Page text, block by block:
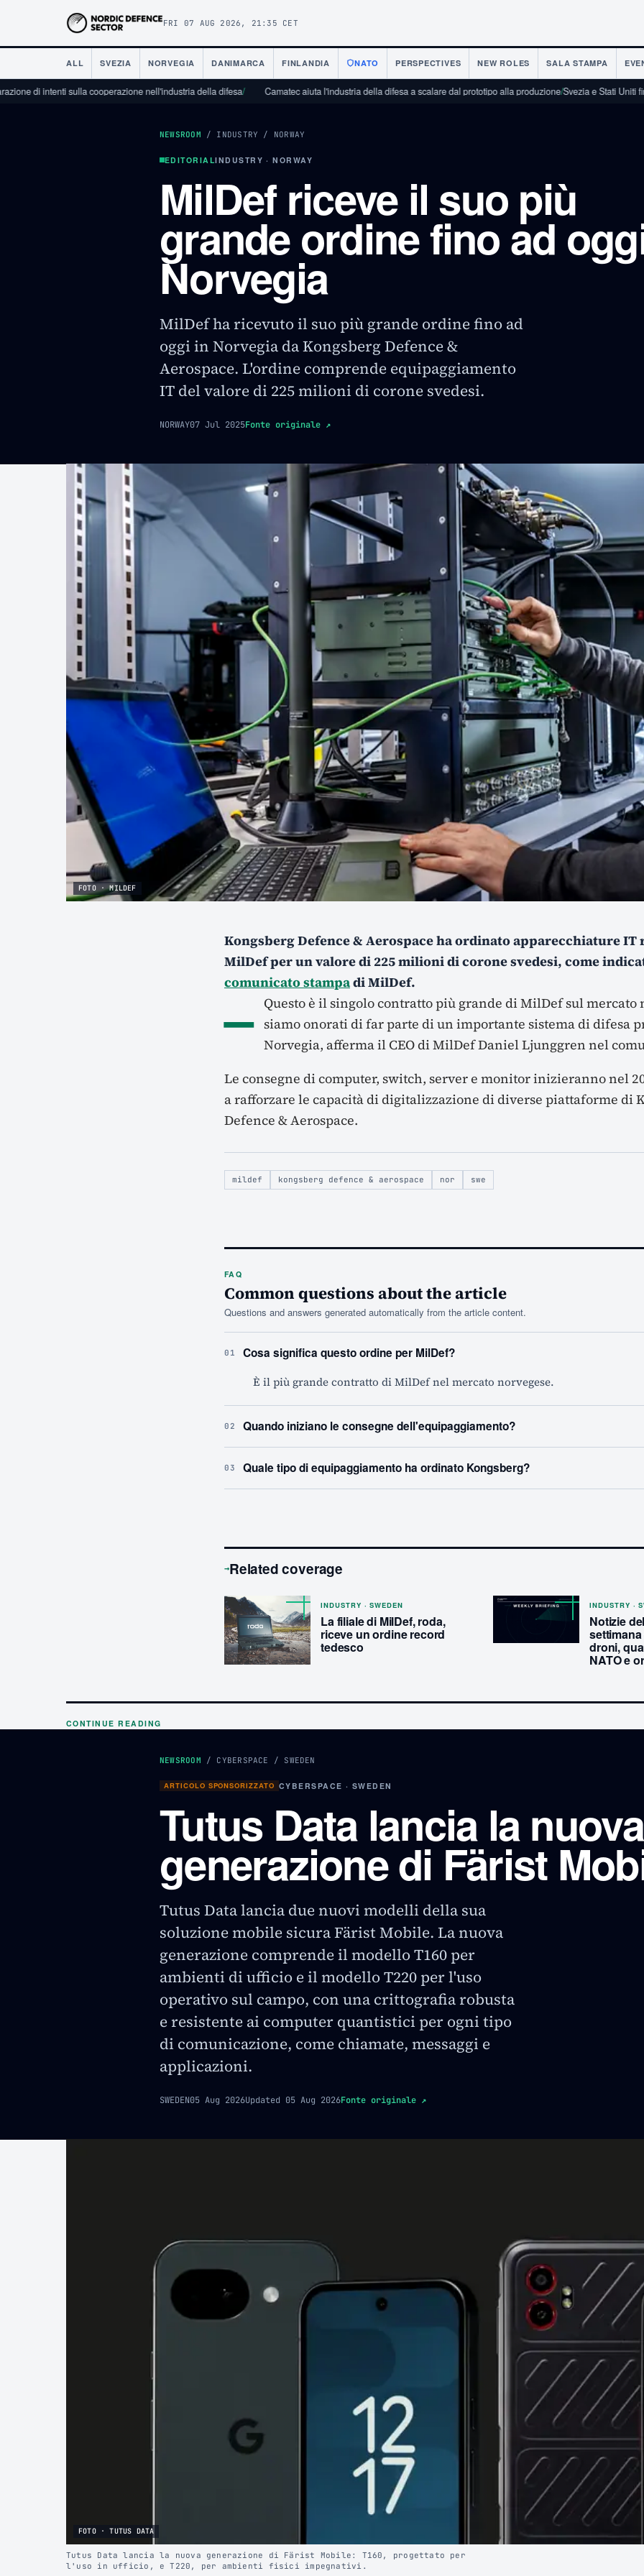
FRI 07 AUG 2026, 21:35 CET
ALL SVEZIA NORVEGIA DANIMARCA FINLANDIA NATO PERSPECTIVES NEW ROLES SALA STAMPA
sulla cooperazione nell'industria della difesa/ Camatec aiuta l'industria della difesa a scalare dal prototipo alla produzione/Svezia e Stati Uniti firmano un
NEWSROOM / INDUSTRY / NORWAY
EDITORIALINDUSTRY · NORWAY
MilDef riceve il suo più
grande ordine fino ad
Norvegia
MilDef ha ricevuto il suo più grande ordine fino ad
oggi in Norvegia da Kongsberg Defence &
Aerospace. L'ordine comprende equipaggiamento
IT del valore di 225 milioni di corone svedesi.
NORWAY07 Jul 2025Fonte originale ↗
FOTO · MILDEF
Kongsberg Defence & Aerospace ha ordinato apparecchiature IT
MilDef per un valore di 225 milioni di corone svedesi, come
comunicato stampadi MilDef.
– Questo è il singolo contratto più grande di MilDef sul mercato
siamo onorati di far parte di un importante sistema di difesa
Norvegia, afferma il CEO di MilDef Daniel Ljunggren nel
Le consegne di computer, switch, server e monitor inizieranno nel
a rafforzare le capacità di digitalizzazione di diverse piattaforme di
Defence & Aerospace.
mildef kongsberg defence & aerospace nor swe
FAQ
Common questions about the article
Questions and answers generated automatically from the article content.
01 Cosa significa questo ordine per MilDef?
È il più grande contratto di MilDef nel mercato norvegese.
02 Quando iniziano le consegne dell'equipaggiamento?
03 Quale tipo di equipaggiamento ha ordinato Kongsberg?
→Related coverage
INDUSTRY · SWEDEN
La filiale di MilDef, roda,
riceve un ordine record
tedesco
INDUSTRY ·
Notizie
droni,
NATO e
CONTINUE READING
NEWSROOM / CYBERSPACE / SWEDEN
ARTICOLO SPONSORIZZATO CYBERSPACE · SWEDEN
Tutus Data lancia la nuova
generazione di Färist
Tutus Data lancia due nuovi modelli della sua
soluzione mobile sicura Färist Mobile. La nuova
generazione comprende il modello T160 per
ambienti di ufficio e il modello T220 per l'uso
operativo sul campo, con una crittografia robusta
e resistente ai computer quantistici per ogni tipo
di comunicazione, come chiamate, messaggi e
applicazioni.
SWEDEN05 Aug 2026Updated 05 Aug 2026Fonte originale ↗
FOTO · TUTUS DATA
Tutus Data lancia la nuova generazione di Färist Mobile: T160, progettato per
l'uso in ufficio, e T220, per ambienti fisici impegnativi.